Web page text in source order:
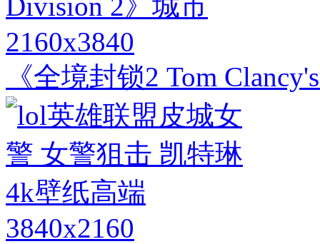
2160x3840
《全境封锁2 Tom
3840x2160